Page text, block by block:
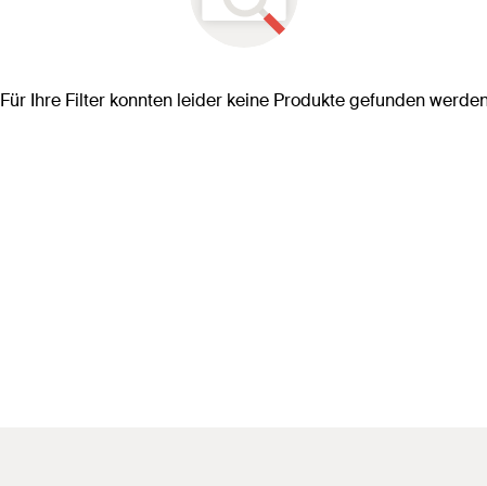
Für Ihre Filter konnten leider keine Produkte gefunden